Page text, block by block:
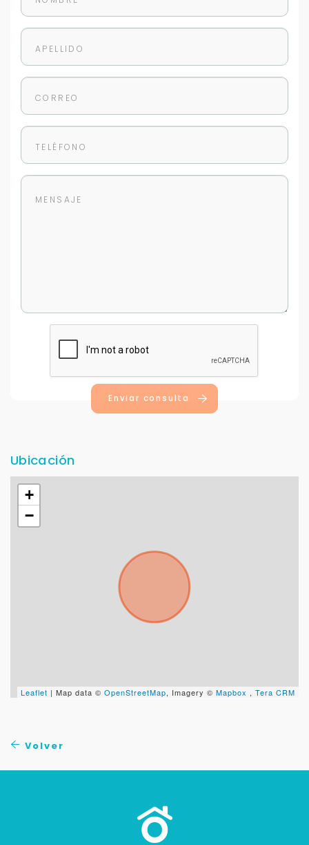
Enviar consulta
Ubicación
+
−
Leaflet | Map data © OpenStreetMap, Imagery © Mapbox , Tera CRM
Volver
Tus datos están seguros
Uso exclusivo
Cancelar